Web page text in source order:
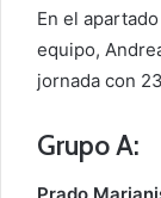
En el
equipo,
jornada con
Grupo A:
Prado